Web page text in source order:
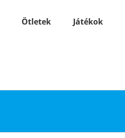
Ötletek Játékok